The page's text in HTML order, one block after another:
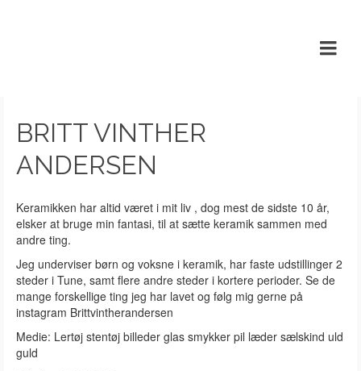
Britt Vinther
Andersen
BRITT VINTHER
ANDERSEN
Keramikken har altid været i mit liv , dog mest de sidste 10 år,
elsker at bruge min fantasi, til at sætte keramik sammen med
andre ting.
Jeg underviser børn og voksne i keramik, har faste udstillinger 2
steder i Tune, samt flere andre steder i kortere perioder. Se de
mange forskellige ting jeg har lavet og følg mig gerne på
instagram Brittvintherandersen
Medie: Lertøj stentøj billeder glas smykker pil læder sælskind uld
guld